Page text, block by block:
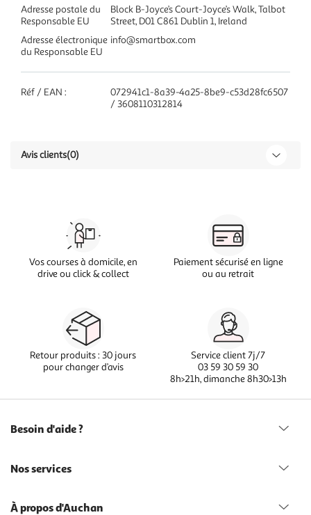
Adresse postale du
Responsable EU
Block B-Joyce’s Court-Joyce’s Walk, Talbot
Street, D01 C861 Dublin 1, Ireland
Adresse électronique
du Responsable EU
info@smartbox.com
Réf / EAN :
072941c1-8a39-4a25-8be9-c53d28fc6507
/ 3608110312814
Avis clients(0)
Vos courses à domicile, en
drive ou click & collect
Paiement sécurisé en ligne
ou au retrait
Retour produits : 30 jours
pour changer d’avis
Service client 7j/7
03 59 30 59 30
8h>21h, dimanche 8h30>13h
Besoin d'aide ?
Nos services
À propos d'Auchan